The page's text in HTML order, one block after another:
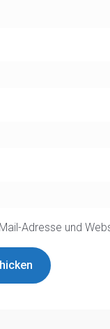
Adresse und